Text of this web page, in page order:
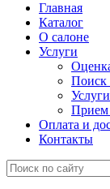
Главная
Каталог
О салоне
Услуги
Поиск
Прием
Оплата и
Контакты